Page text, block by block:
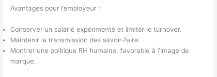
Avantages pour l’employeur :
Conserver un salarié expérimenté et limiter le turnover.
Maintenir la transmission des savoir-faire.
Montrer une politique RH humaine, favorable à l’image de
marque.